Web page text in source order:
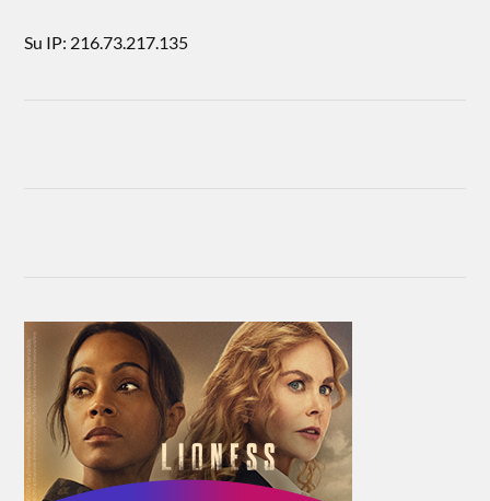
Su IP: 216.73.217.135